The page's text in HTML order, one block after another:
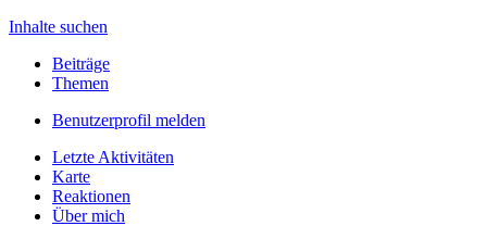
Inhalte suchen
Beiträge
Themen
Benutzerprofil melden
Letzte Aktivitäten
Karte
Reaktionen
Über mich